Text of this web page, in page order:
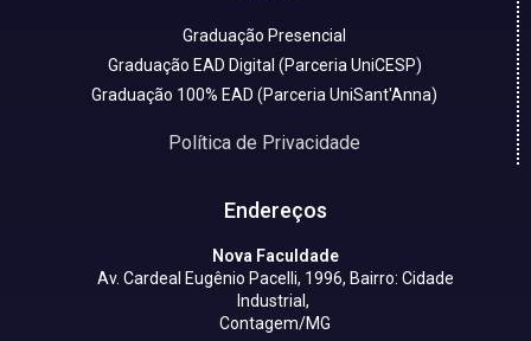
Graduação Presencial
Graduação EAD Digital (Parceria UniCESP)
Graduação 100% EAD (Parceria UniSant'Anna)
Política de Privacidade
Endereços
Nova Faculdade
Av. Cardeal Eugênio Pacelli, 1996, Bairro: Cidade
Industrial,
Contagem/MG